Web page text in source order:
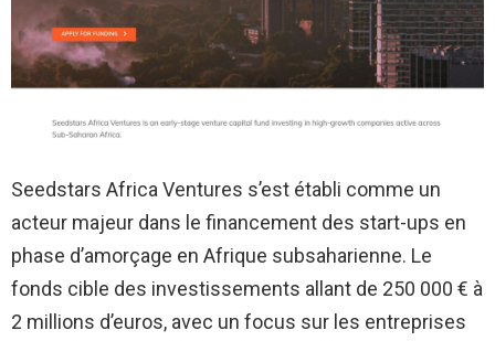
Seedstars Africa Ventures s’est établi comme un
acteur majeur dans le financement des start-ups en
phase d’amorçage en Afrique subsaharienne. Le
fonds cible des investissements allant de 250 000 € à
2 millions d’euros, avec un focus sur les entreprises